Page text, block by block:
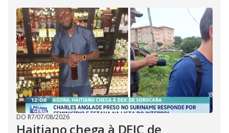
DO R7/07/08/2026
Haitiano chega à DEIC de